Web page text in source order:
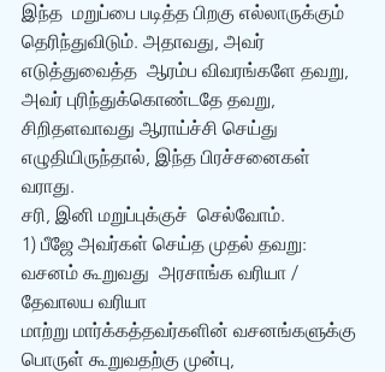
இந்த  மறுப்பை படித்த பிறகு எல்லாருக்கும்
தெரிந்துவிடும். அதாவது, அவர்
எடுத்துவைத்த  ஆரம்ப விவரங்களே தவறு,
அவர் புரிந்துக்கொண்டதே தவறு,
சிறிதளவாவது ஆராய்ச்சி செய்து
எழுதியிருந்தால், இந்த பிரச்சனைகள்
வராது.
சரி, இனி மறுப்புக்குச்  செல்வோம்.
1) பீஜே அவர்கள் செய்த முதல் தவறு:
வசனம் கூறுவது  அரசாங்க வரியா /
தேவாலய வரியா
மாற்று மார்க்கத்தவர்களின் வசனங்களுக்கு
பொருள் கூறுவதற்கு முன்பு,